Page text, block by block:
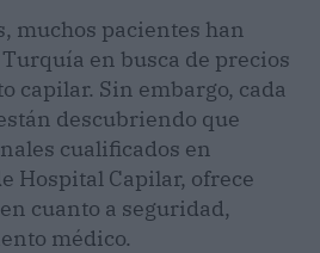
muchos pacientes han
en busca de precios
capilar. Sin embargo, cada
descubriendo que
cualificados en
Hospital Capilar, ofrece
cuanto a seguridad,
médico.